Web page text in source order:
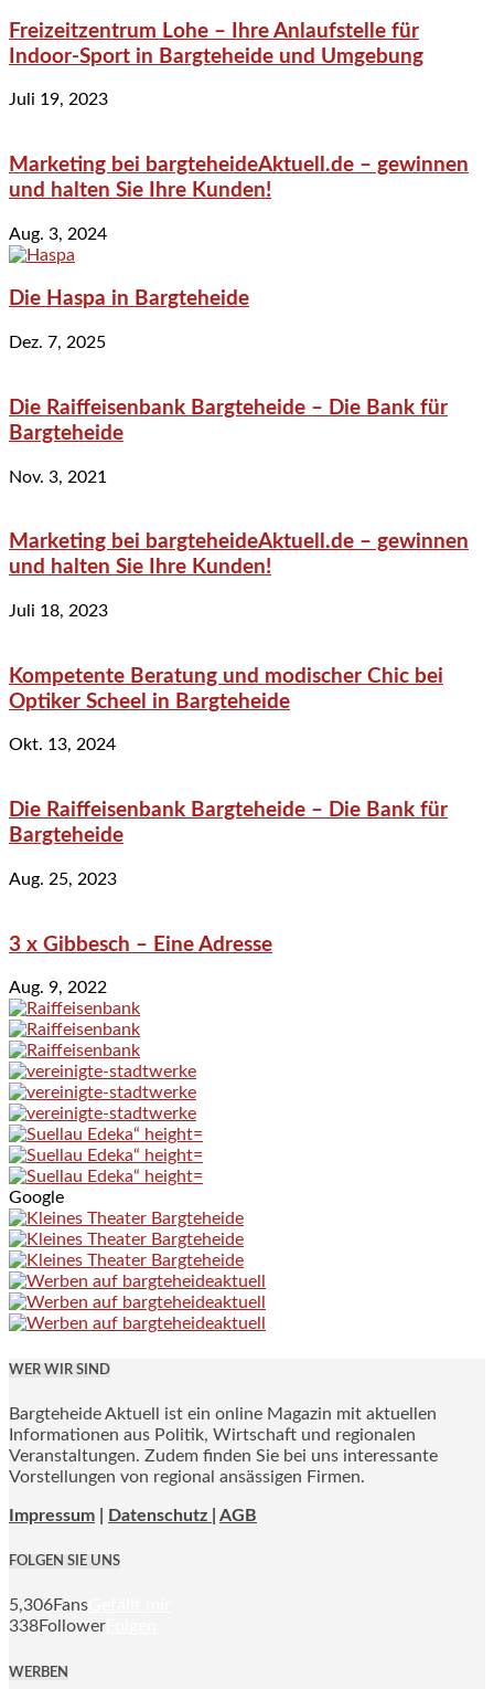
Freizeitzentrum Lohe – Ihre Anlaufstelle für
Indoor-Sport in Bargteheide und Umgebung
Juli 19, 2023
Marketing bei bargteheideAktuell.de – gewinnen
und halten Sie Ihre Kunden!
Aug. 3, 2024
Die Haspa in Bargteheide
Dez. 7, 2025
Die Raiffeisenbank Bargteheide – Die Bank für
Bargteheide
Nov. 3, 2021
Marketing bei bargteheideAktuell.de – gewinnen
und halten Sie Ihre Kunden!
Juli 18, 2023
Kompetente Beratung und modischer Chic bei
Optiker Scheel in Bargteheide
Okt. 13, 2024
Die Raiffeisenbank Bargteheide – Die Bank für
Bargteheide
Aug. 25, 2023
3 x Gibbesch – Eine Adresse
Aug. 9, 2022
Google
WER WIR SIND
Bargteheide Aktuell ist ein online Magazin mit aktuellen
Informationen aus Politik, Wirtschaft und regionalen
Veranstaltungen. Zudem finden Sie bei uns interessante
Vorstellungen von regional ansässigen Firmen.
Impressum Datenschutz | AGB
FOLGEN SIE UNS
5,306Fans
338Follower
WERBEN